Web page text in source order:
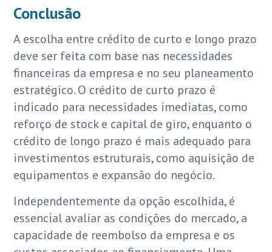
Conclusão
A escolha entre crédito de curto e longo prazo
deve ser feita com base nas necessidades
financeiras da empresa e no seu planeamento
estratégico. O crédito de curto prazo é
indicado para necessidades imediatas, como
reforço de stock e capital de giro, enquanto o
crédito de longo prazo é mais adequado para
investimentos estruturais, como aquisição de
equipamentos e expansão do negócio.
Independentemente da opção escolhida, é
essencial avaliar as condições do mercado, a
capacidade de reembolso da empresa e os